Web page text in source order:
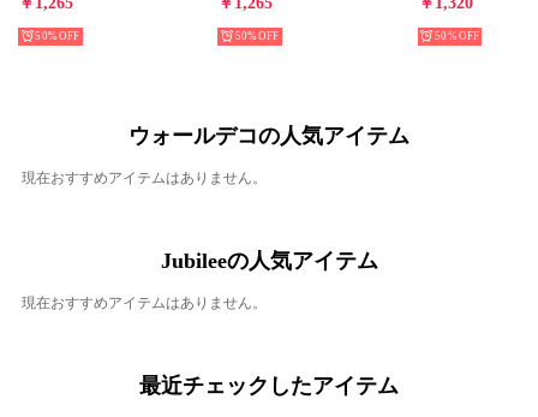
50% 50% 50%
ウォールデコの人気アイテム
現在おすすめアイテムはありません。
Jubileeの人気アイテム
現在おすすめアイテムはありません。
最近チェックしたアイテム